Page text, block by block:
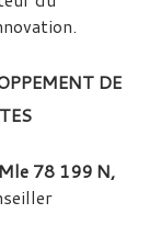
DE
Mle 78 199 N,